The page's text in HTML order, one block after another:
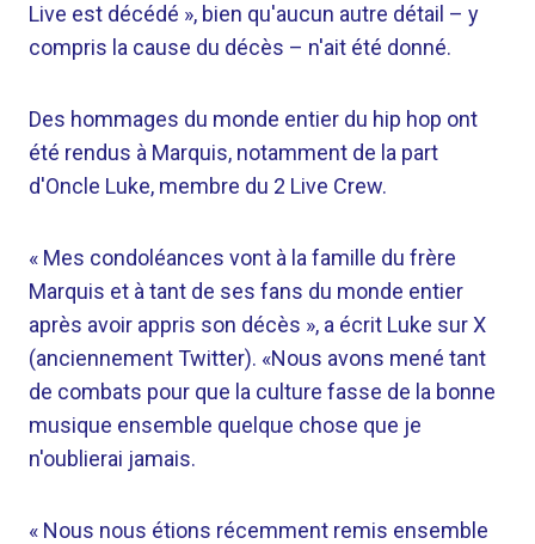
Live est décédé », bien qu'aucun autre détail – y
compris la cause du décès – n'ait été donné.
Des hommages du monde entier du hip hop ont
été rendus à Marquis, notamment de la part
d'Oncle Luke, membre du 2 Live Crew.
« Mes condoléances vont à la famille du frère
Marquis et à tant de ses fans du monde entier
après avoir appris son décès », a écrit Luke sur X
(anciennement Twitter). «Nous avons mené tant
de combats pour que la culture fasse de la bonne
musique ensemble quelque chose que je
n'oublierai jamais.
« Nous nous étions récemment remis ensemble